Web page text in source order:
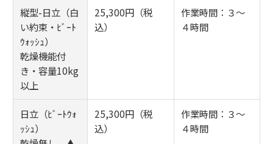
縦型-日立（白
い約束・ﾋﾞｰﾄ
ｳｫｯｼｭ）
乾燥機能付
き・容量10kg
以上
25,300円（税
込）
作業時間：３～
４時間
日立（ﾋﾞｰﾄｳｫ
ｯｼｭ）
25,300円（税
込）
作業時間：３～
４時間